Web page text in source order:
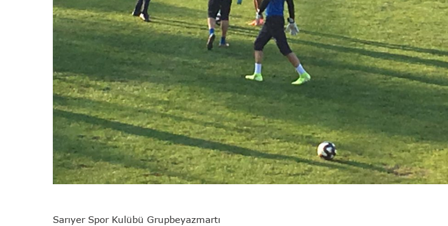
Sarıyer Spor Kulübü Grupbeyazmartı